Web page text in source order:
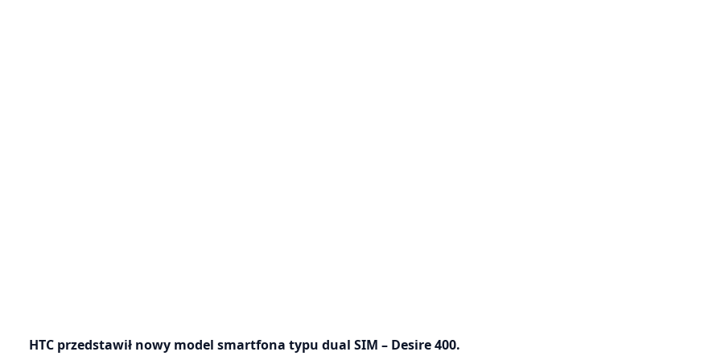
HTC przedstawił nowy model smartfona typu dual SIM – Desire 400.